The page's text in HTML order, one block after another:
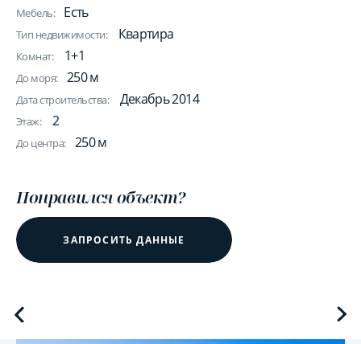
Мебель: Есть
Тип недвижимости: Квартира
Комнат: 1+1
До моря: 250 м
Дата строительства: Декабрь 2014
Этаж: 2
До центра: 250 м
Понравился объект?
ЗАПРОСИТЬ ДАННЫЕ